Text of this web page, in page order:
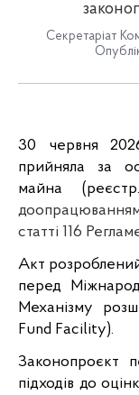
Секретаріат
30 червня
прийняла за
майна
статті 116
Акт
перед
Механізму
Fund Facility).
Законопроєкт
підходів до